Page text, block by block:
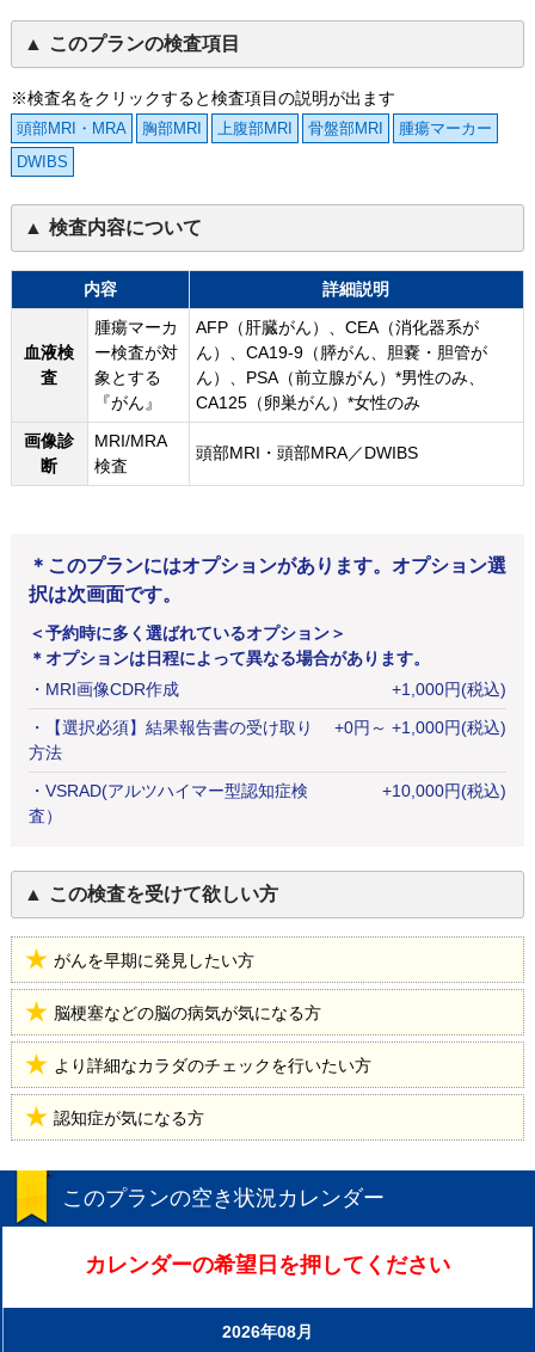
このプランの検査項目
※検査名をクリックすると検査項目の説明が出ます
頭部MRI・MRA 胸部MRI 上腹部MRI 骨盤部MRI
腫瘍マーカー
DWIBS
検査内容について
内容 詳細説明
血液検
査
腫瘍マーカ
ー検査が対
象とする
『がん』
AFP（肝臓がん）、CEA（消化器系が
ん）、CA19-9（膵がん、胆嚢・胆管が
ん）、PSA（前立腺がん）*男性のみ、
CA125（卵巣がん）*女性のみ
画像診
断
MRI/MRA
検査
頭部MRI・頭部MRA／DWIBS
＊このプランにはオプションがあります。オプション選
択は次画面です。
＜予約時に多く選ばれているオプション＞
＊オプションは日程によって異なる場合があります。
・ MRI画像CDR作成 +1,000円(税込)
・
【選択必須】結果報告書の受け取り
方法
+0円 ～ +1,000円(税込)
・ VSRAD(アルツハイマー型認知症検
査）
+10,000円(税込)
この検査を受けて欲しい方
がんを早期に発見したい方
脳梗塞などの脳の病気が気になる方
より詳細なカラダのチェックを行いたい方
認知症が気になる方
このプランの空き状況カレンダー
カレンダーの希望日を押してください
2026年08月